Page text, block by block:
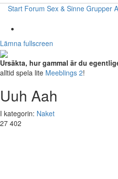
Start Forum Sex & Sinne Grupper
Lämna fullscreen
Ursäkta, hur gammal är du
alltid spela lite Meeblings 2!
Uuh Aah
I kategorin: Naket
27 402